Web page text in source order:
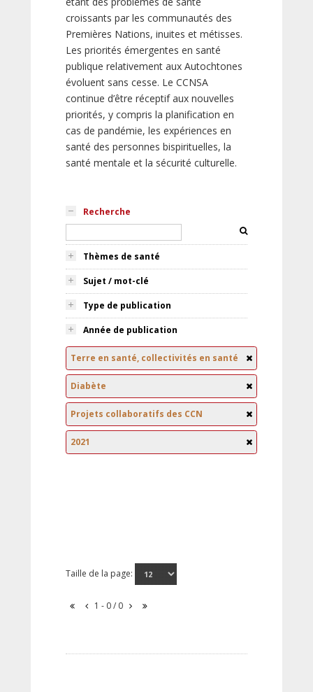
croissants par les communautés des
Premières Nations, inuites et métisses.
Les priorités émergentes en santé
publique relativement aux Autochtones
évoluent sans cesse. Le CCNSA
continue d’être réceptif aux nouvelles
priorités, y compris la planification en
cas de pandémie, les expériences en
santé des personnes bispirituelles, la
santé mentale et la sécurité culturelle.
Recherche
Thèmes de santé
Sujet / mot-clé
Type de publication
Année de publication
Terre en santé, collectivités en santé
Diabète
Projets collaboratifs des CCN
2021
Taille de la page:
1 - 0 / 0